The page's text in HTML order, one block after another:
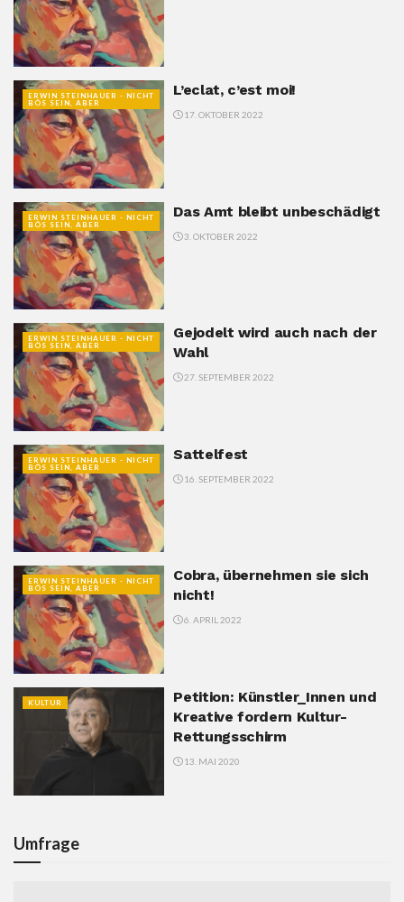
ERWIN STEINHAUER - NICHT
BÖS SEIN, ABER
L’eclat, c’est moi!
17. OKTOBER 2022
ERWIN STEINHAUER - NICHT
BÖS SEIN, ABER
Das Amt bleibt unbeschädigt
3. OKTOBER 2022
ERWIN STEINHAUER - NICHT
BÖS SEIN, ABER
Gejodelt wird auch nach der
Wahl
27. SEPTEMBER 2022
ERWIN STEINHAUER - NICHT
BÖS SEIN, ABER
Sattelfest
16. SEPTEMBER 2022
ERWIN STEINHAUER - NICHT
BÖS SEIN, ABER
Cobra, übernehmen sie sich
nicht!
6. APRIL 2022
KULTUR
Petition: Künstler_Innen und
Kreative fordern Kultur-
Rettungsschirm
13. MAI 2020
Umfrage